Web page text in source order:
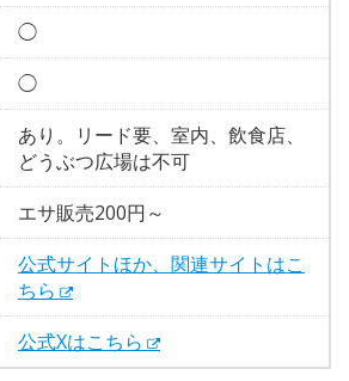
◯
◯
あり。リード要、室内、飲食店、
どうぶつ広場は不可
エサ販売200円～
公式サイトほか、関連サイトはこ
ちら
公式Xはこちら